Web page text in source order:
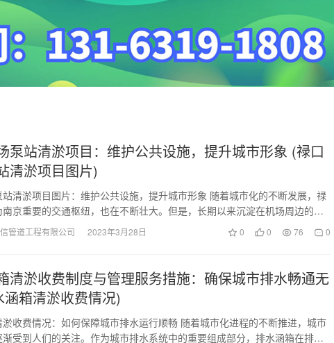
泵站清淤项目：维护公共设施，提升城市形象 (禄口
清淤项目图片)
清淤项目图片：维护公共设施，提升城市形象 随着城市化的不断发展，禄
京重要的交通枢纽，也在不断壮大。但是，长期以来沉淀在机场周边的泥
机场正常运营造成…
管道工程有限公司 2023年3月28日 0 0 76 0
清淤收费制度与管理服务措施：确保城市排水畅通无
涵箱清淤收费情况)
收费情况：如何保障城市排水运行顺畅 随着城市化进程的不断推进，城市
受到人们的关注。作为城市排水系统中的重要组成部分，排水涵箱在排水